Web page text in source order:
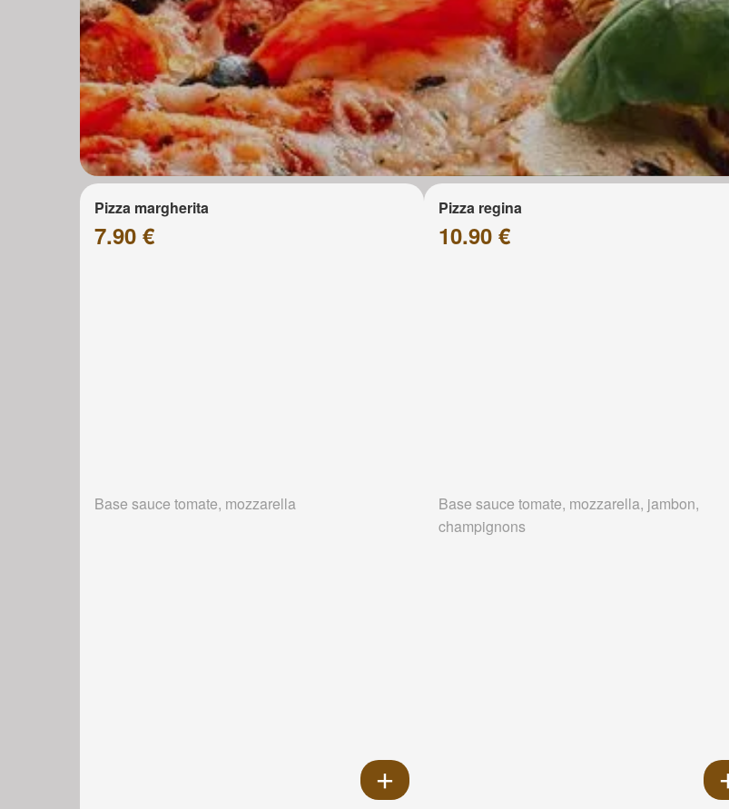
Pizza margherita
7.90 €
Base sauce tomate, mozzarella
Pizza regina
10.90 €
Base sauce tomate, mozzarella, jambon,
champignons